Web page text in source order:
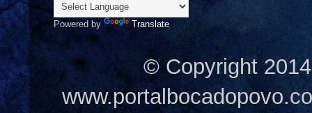
Powered by Translate
© Copyright